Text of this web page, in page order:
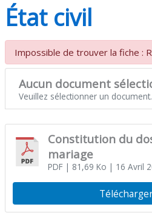
État civil
Impossible de trouver la fiche :
Aucun document
Veuillez sélectionner un document.
Constitution du
mariage
PDF| 81,69 Ko | 16 Avril